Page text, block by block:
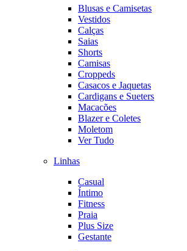
Blusas e Camisetas
Vestidos
Calças
Saias
Shorts
Camisas
Croppeds
Casacos e Jaquetas
Cardigans e Sueters
Macacões
Blazer e Coletes
Moletom
Ver Tudo
Linhas
Casual
Íntimo
Fitness
Praia
Plus Size
Gestante